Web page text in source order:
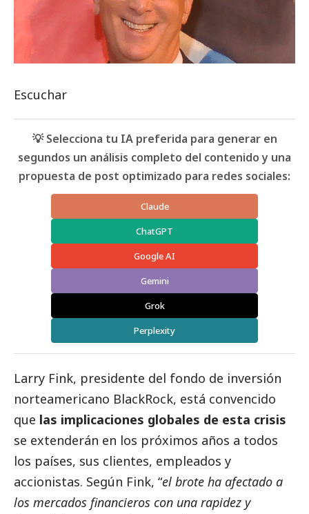
Escuchar
💡 Selecciona tu IA preferida para generar en
segundos un análisis completo del contenido y una
propuesta de post optimizado para redes sociales:
Claude
ChatGPT
Google AI
Gemini
Grok
Perplexity
Larry Fink, presidente del fondo de inversión
norteamericano BlackRock, está convencido
que las implicaciones globales de esta crisis
se extenderán en los próximos años a todos
los países, sus clientes, empleados y
accionistas. Según Fink, “el brote ha afectado a
los mercados financieros con una rapidez y